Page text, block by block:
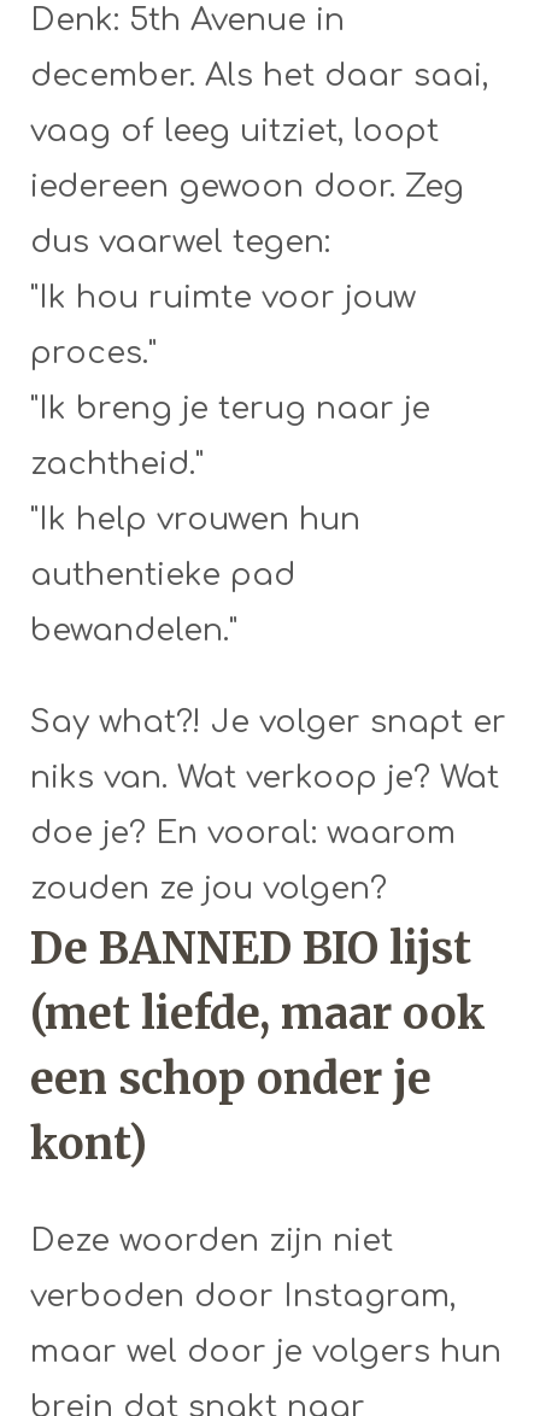
Denk: 5th Avenue in
december. Als het daar saai,
vaag of leeg uitziet, loopt
iedereen gewoon door. Zeg
dus vaarwel tegen:
"Ik hou ruimte voor jouw
proces."
"Ik breng je terug naar je
zachtheid."
"Ik help vrouwen hun
authentieke pad
bewandelen."
Say what?! Je volger snapt er
niks van. Wat verkoop je? Wat
doe je? En vooral: waarom
zouden ze jou volgen?
De BANNED BIO lijst
(met liefde, maar ook
een schop onder je
kont)
Deze woorden zijn niet
verboden door Instagram,
maar wel door je volgers hun
brein dat snakt naar